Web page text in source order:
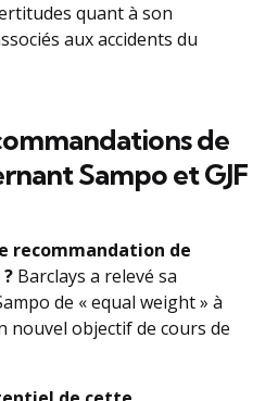
quant à son
aux accidents du
de
Sampo et GJF
recommandation de
Barclays a relevé sa
de « equal weight » à
nouvel objectif de cours de